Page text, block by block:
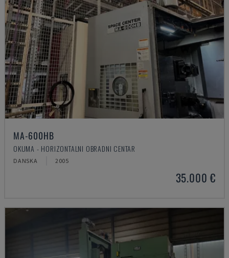
MA-600HB
OKUMA - HORIZONTALNI OBRADNI CENTAR
DANSKA 2005
35.000 €